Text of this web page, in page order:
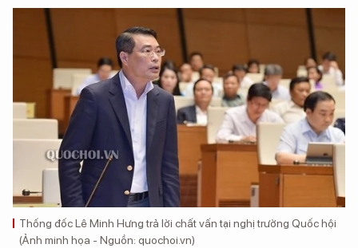
Thống đốc Lê Minh Hưng trả lời chất vấn tại nghị trường Quốc hội
(Ảnh minh họa - Nguồn: quochoi.vn)